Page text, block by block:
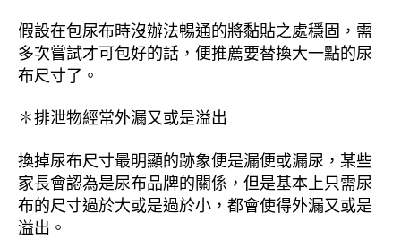
假設在包尿布時沒辦法暢通的將黏貼之處穩固，需
多次嘗試才可包好的話，便推薦要替換大一點的尿
布尺寸了。
✽排泄物經常外漏又或是溢出
換掉尿布尺寸最明顯的跡象便是漏便或漏尿，某些
家長會認為是尿布品牌的關係，但是基本上只需尿
布的尺寸過於大或是過於小，都會使得外漏又或是
溢出。